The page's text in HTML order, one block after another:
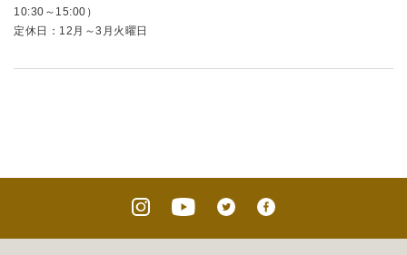
10:30～15:00）
定休日：12月～3月火曜日